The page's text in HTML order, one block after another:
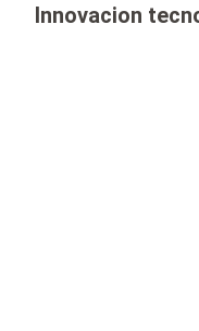
Innovacion